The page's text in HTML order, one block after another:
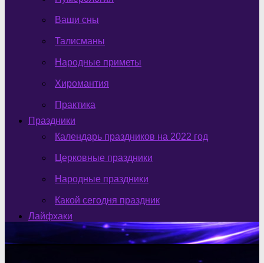
Ваши сны
Талисманы
Народные приметы
Хиромантия
Практика
Праздники
Календарь праздников на 2022 год
Церковные праздники
Народные праздники
Какой сегодня праздник
Лайфхаки